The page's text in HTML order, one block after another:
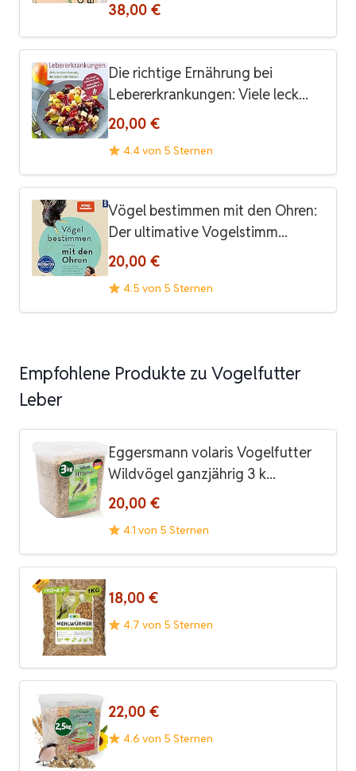
38,00 €
Die richtige Ernährung bei
Lebererkrankungen: Viele leck...
20,00 €
4.4 von 5 Sternen
Vögel bestimmen mit den Ohren:
Der ultimative Vogelstimm...
20,00 €
4.5 von 5 Sternen
Empfohlene Produkte zu Vogelfutter
Leber
Eggersmann volaris Vogelfutter
Wildvögel ganzjährig 3 k...
20,00 €
4.1 von 5 Sternen
18,00 €
4.7 von 5 Sternen
22,00 €
4.6 von 5 Sternen